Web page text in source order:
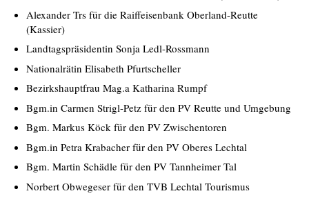
Alexander Trs für die Raiffeisenbank Oberland-Reutte
(Kassier)
Landtagspräsidentin Sonja Ledl-Rossmann
Nationalrätin Elisabeth Pfurtscheller
Bezirkshauptfrau Mag.a Katharina Rumpf
Bgm.in Carmen Strigl-Petz für den PV Reutte und Umgebung
Bgm. Markus Köck für den PV Zwischentoren
Bgm.in Petra Krabacher für den PV Oberes Lechtal
Bgm. Martin Schädle für den PV Tannheimer Tal
Norbert Obwegeser für den TVB Lechtal Tourismus